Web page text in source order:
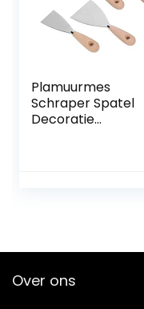
Plamuurmes
Schraper Spatel
Decoratie
Over ons